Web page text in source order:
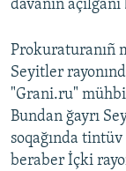
davanıñ
Prokuraturanıñ
Seyitler
"Grani.ru"
Bundan ğayrı
soqağında
beraber İçki